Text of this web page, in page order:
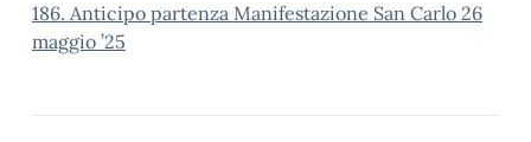
186. Anticipo partenza Manifestazione San Carlo 26
maggio ’25